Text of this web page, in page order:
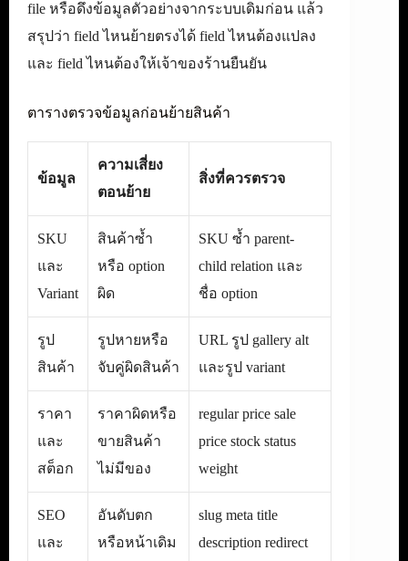
file หรือดึงข้อมูลตัวอย่างจากระบบเดิมก่อน แล้ว
สรุปว่า field ไหนย้ายตรงได้ field ไหนต้องแปลง
และ field ไหนต้องให้เจ้าของร้านยืนยัน
ตารางตรวจข้อมูลก่อนย้ายสินค้า
ข้อมูล
ความเสี่ยง
ตอนย้าย
สิ่งที่ควรตรวจ
SKU
และ
Variant
สินค้าซ้ำ
หรือ option
ผิด
SKU ซ้ำ parent-
child relation และ
ชื่อ option
รูป
สินค้า
รูปหายหรือ
จับคู่ผิดสินค้า
URL รูป gallery alt
และรูป variant
ราคา
และ
สต็อก
ราคาผิดหรือ
ขายสินค้า
ไม่มีของ
regular price sale
price stock status
weight
SEO
และ
อันดับตก
หรือหน้าเดิม
slug meta title
description redirect